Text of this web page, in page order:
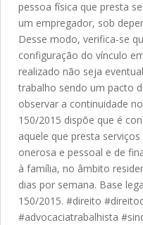
pessoa física que presta
um empregador, sob
Desse modo, verifica-se
configuração do vínculo
realizado não seja
trabalho sendo um pacto
observar a continuidade
150/2015 dispõe que é
aquele que presta
onerosa e pessoal e de
à família, no âmbito
dias por semana. Base
150/2015. #direito
#advocaciatrabalhista